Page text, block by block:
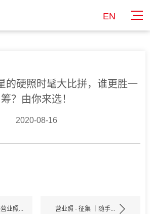
EN
的硬照时髦大比拼，谁更胜一
筹？由你来选！
2020-08-16
业照... 营业照 · 征集 ｜随手...